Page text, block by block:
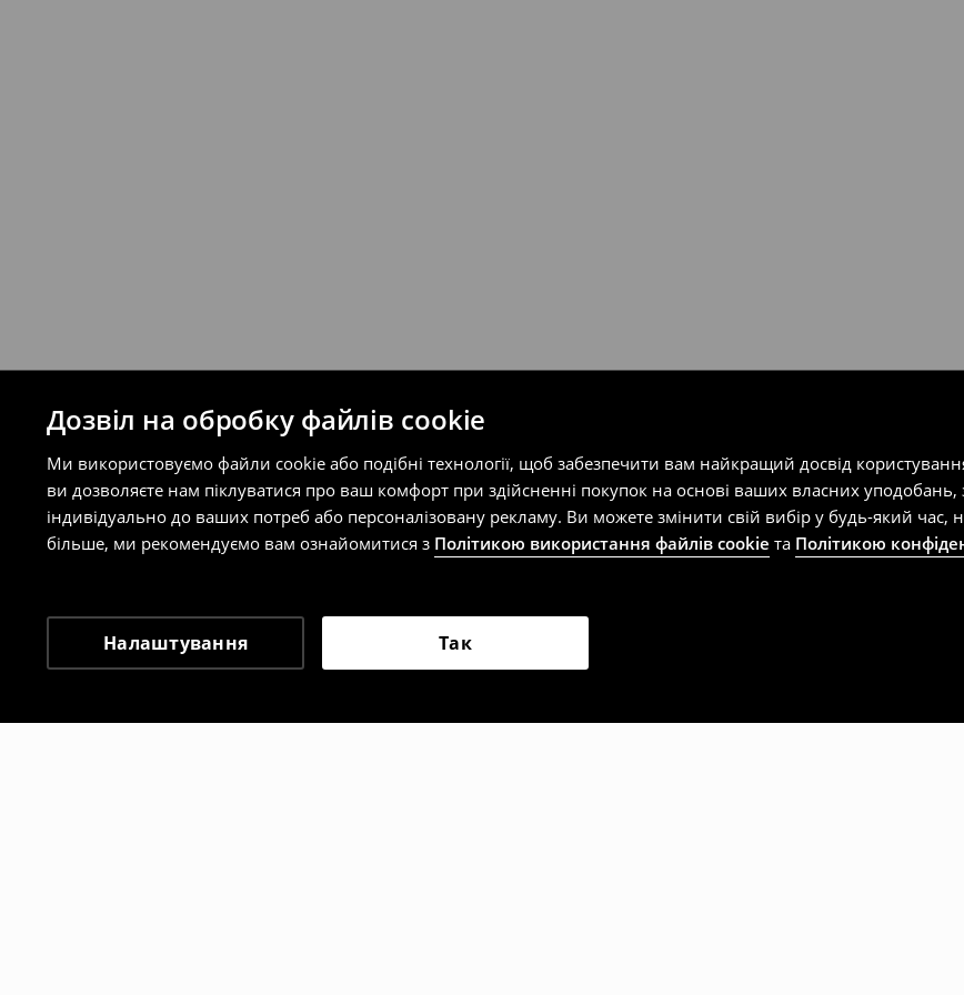
Дозвіл на обробку файлів cookie
Ми використовуємо файли cookie або подібні технології, щоб забезпечити вам найкращий досвід
ви дозволяєте нам піклуватися про ваш комфорт при здійсненні покупок на основі ваших власних
індивідуально до ваших потреб або персоналізовану рекламу. Ви можете змінити свій вибір у будь-який
більше, ми рекомендуємо вам ознайомитися з Політикою використання файлів cookie та Політикою
Налаштування Так